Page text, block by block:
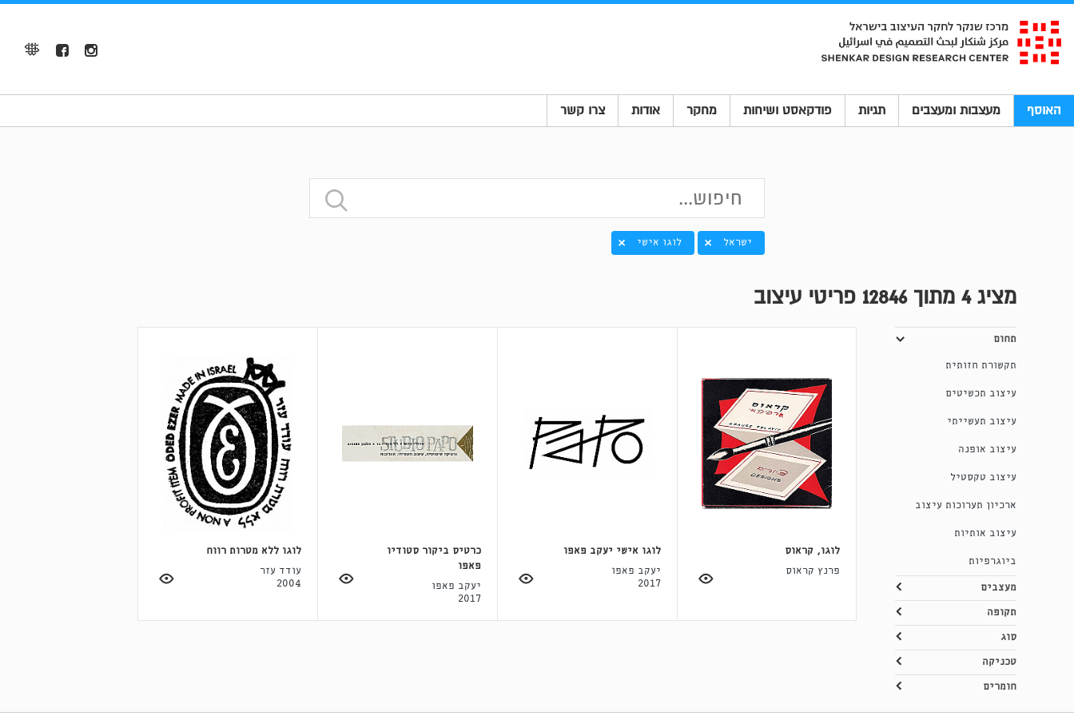
האוסף מעצבות ומעצבים תגיות פודקאסט ושיחות מחקר אודות צרו קשר
ישראל לוגו אישי
מציג4 מתוך 12846 פריטי עיצוב
תחום
תקשורת חזותית
עיצוב תכשיטים
עיצוב תעשייתי
עיצוב אופנה
עיצוב טקסטיל
ארכיון תערוכות עיצוב
עיצוב אותיות
ביוגרפיות
מעצבים
תקופה
סוג
טכניקה
חומרים
לוגו, קראוס
פרנץ קראוס
לוגו אישי יעקב פאפו
יעקב פאפו
2017
כרטיס ביקור סטודיו
פאפו
יעקב פאפו
2017
לוגו ללא מטרות רווח
עודד עזר
2004